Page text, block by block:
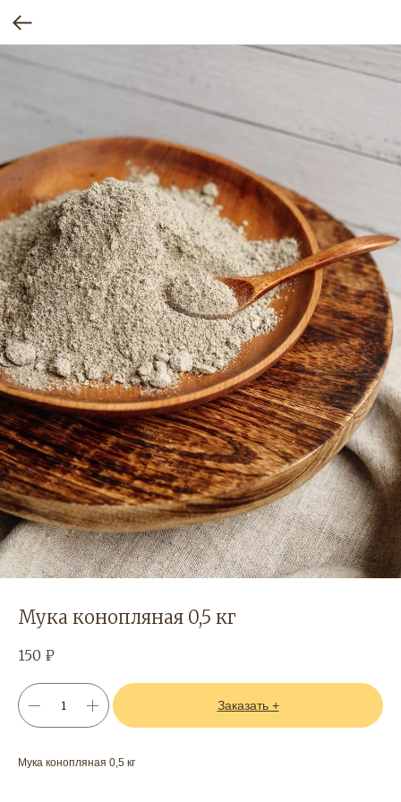
Мука конопляная 0,5 кг
150 ₽
Заказать +
Мука конопляная 0,5 кг